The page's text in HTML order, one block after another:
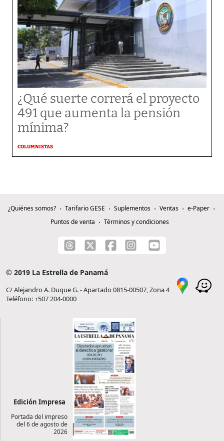
¿Qué suerte correrá el proyecto
491 que aumenta la pensión
mínima?
COLUMNISTAS
¿Quiénes somos? Tarifario GESE Suplementos Ventas
e-Paper
Puntos de venta
Términos y condiciones
© 2019 La Estrella de Panamá
C/ Alejandro A. Duque G. - Apartado 0815-00507, Zona 4
Teléfono: +507 204-0000
Edición Impresa
Portada del impreso
del 6 de agosto de
2026